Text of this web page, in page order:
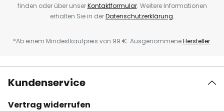
finden oder über unserKontaktformular. Weitere Informationen
erhalten Sie in derDatenschutzerklärung.
*Ab einem Mindestkaufpreis von 99 €. AusgenommeneHersteller.
Kundenservice
Vertrag widerrufen